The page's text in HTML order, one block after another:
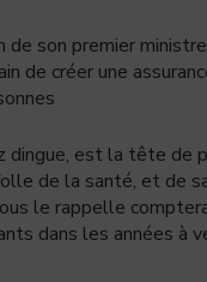
de son premier
de créer une
dingue, est la tête de
de la santé, et de
le rappelle
dans les années à